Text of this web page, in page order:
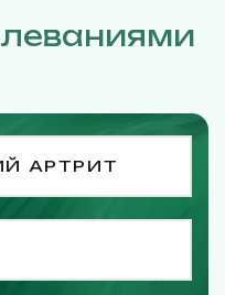
АРТРИТ